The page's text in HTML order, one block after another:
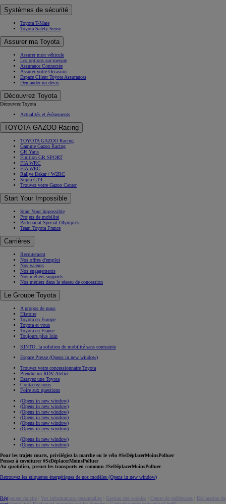
Systèmes de sécurité
Toyota T-Mate
Toyota Safety Sense
Assurer ma Toyota
Assurer mon véhicule
Les options sur-mesure
Assurance Connectée
Assurer votre Occasion
Espace Client Toyota Assurances
Demander un devis
Découvrez Toyota
Découvrez Toyota
Actualités et évènements
TOYOTA GAZOO Racing
TOYOTA GAZOO Racing
Gamme Gazoo Racing
GR Yaris
Finition GR SPORT
FIA WRC
FIA WEC
Rallye Dakar / W2RC
Supra GT4
Trouvez votre Gazoo Center
Start Your Impossible
Start Your Impossible
Projets de mobilité
Partenariat Special Olympics
Team Toyota France
Carrières
Recrutement
Nos offres d'emploi
Nos valeurs
Nos engagements
Nos métiers supports
Nos métiers dans le réseau de concession
Le Groupe Toyota
A propos de nous
Histoire
Toyota en Europe
Toyota et vous
Toyota en France
Toujours plus loin
KINTO, la solution de mobilité sans contrainte
Espace Presse (Opens in new window)
Trouvez votre concessionnaire Toyota
Prendre un RDV Atelier
Essayez une Toyota
Contactez-nous
Foire aux questions
(Opens in new window)
(Opens in new window)
(Opens in new window)
(Opens in new window)
(Opens in new window)
(Opens in new window)
(Opens in new window)
(Opens in new window)
Pour les trajets courts, privilégiez la marche ou le vélo #SeDéplacerMoinsPolluer
Pensez à covoiturer #SeDéplacerMoinsPolluer
Au quotidien, prenez les transports en commun #SeDéplacerMoinsPolluer
Retrouvez les étiquettes énergétiques de nos modèles (Opens in new window)
Réglement du site Vos informations personnelles Gestion des cookies Centre de préférences
Déclaration de